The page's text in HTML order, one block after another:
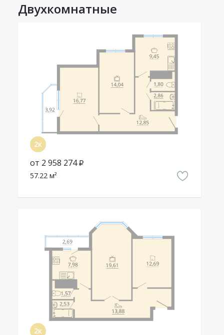
Двухкомнатные
от 2 958 274 ₽
57.22 м²